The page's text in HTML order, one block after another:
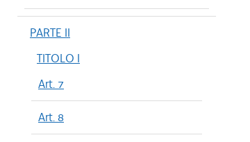
PARTE II
TITOLO I
Art. 7
Art. 8